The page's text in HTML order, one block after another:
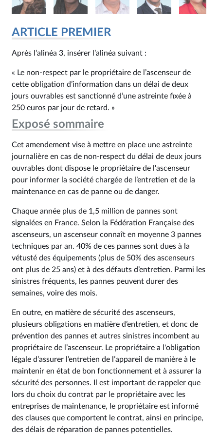
ARTICLE PREMIER
Après l’alinéa 3, insérer l’alinéa suivant :
« Le non-respect par le propriétaire de l’ascenseur de
cette obligation d’information dans un délai de deux
jours ouvrables est sanctionné d’une astreinte fixée à
250 euros par jour de retard. »
Exposé sommaire
Cet amendement vise à mettre en place une astreinte
journalière en cas de non-respect du délai de deux jours
ouvrables dont dispose le propriétaire de l'ascenseur
pour informer la société chargée de l’entretien et de la
maintenance en cas de panne ou de danger.
Chaque année plus de 1,5 million de pannes sont
signalées en France. Selon la Fédération Française des
ascenseurs, un ascenseur connaît en moyenne 3 pannes
techniques par an. 40% de ces pannes sont dues à la
vétusté des équipements (plus de 50% des ascenseurs
ont plus de 25 ans) et à des défauts d’entretien. Parmi les
sinistres fréquents, les pannes peuvent durer des
semaines, voire des mois.
En outre, en matière de sécurité des ascenseurs,
plusieurs obligations en matière d’entretien, et donc de
prévention des pannes et autres sinistres incombent au
propriétaire de l’ascenseur. Le propriétaire a l'obligation
légale d’assurer l’entretien de l’appareil de manière à le
maintenir en état de bon fonctionnement et à assurer la
sécurité des personnes. Il est important de rappeler que
lors du choix du contrat par le propriétaire avec les
entreprises de maintenance, le propriétaire est informé
des clauses que comportent le contrat, ainsi en principe,
des délais de réparation de pannes potentielles.